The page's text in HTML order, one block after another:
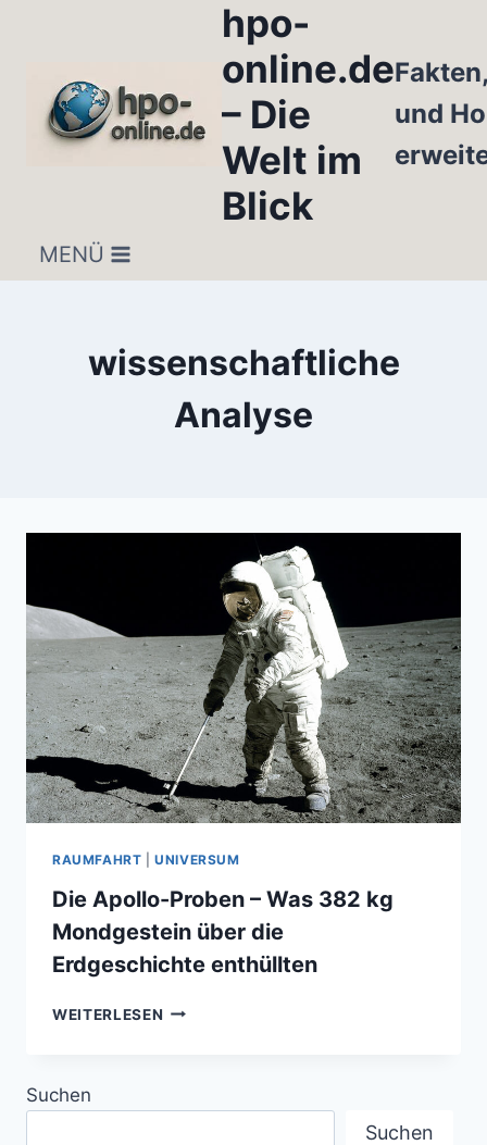
hpo-
online.de
– Die
Welt im
Blick
und
MENÜ
wissenschaftliche
Analyse
RAUMFAHRT |UNIVERSUM
Die Apollo-Proben – Was 382 kg
Mondgestein über die
Erdgeschichte enthüllten
WEITERLESEN DIE
Suchen
Suchen